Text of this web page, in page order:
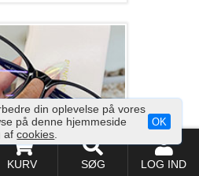
KURV SØG LOG IND
light-brille
blå lys briller!
din oplevelse på vores
på denne hjemmeside
afcookies
OK